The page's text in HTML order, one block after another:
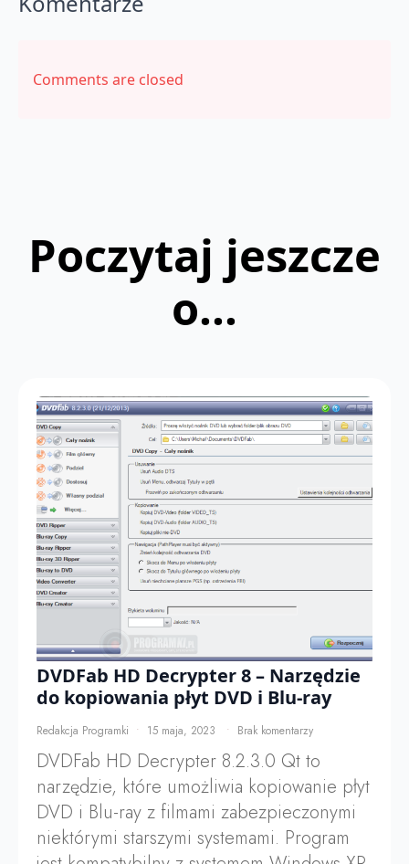
Comments are closed
Poczytaj jeszcze
o...
DVDFab HD Decrypter 8 – Narzędzie
do kopiowania płyt DVD i Blu-ray
Redakcja Programki 15 maja, 2023 Brak komentarzy
DVDFab HD Decrypter 8.2.3.0 Qt to
narzędzie, które umożliwia kopiowanie płyt
DVD i Blu-ray z filmami zabezpieczonymi
niektórymi starszymi systemami. Program